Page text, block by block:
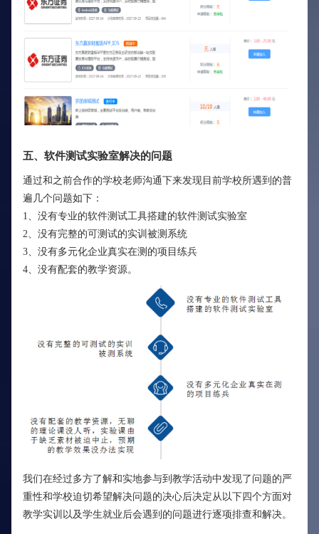
五、软件测试实验室解决的问题
通过和之前合作的学校老师沟通下来发现目前学校所遇到的普
遍几个问题如下：
1、没有专业的软件测试工具搭建的软件测试实验室
2、没有完整的可测试的实训被测系统
3、没有多元化企业真实在测的项目练兵
4、没有配套的教学资源。
我们在经过多方了解和实地参与到教学活动中发现了问题的严
重性和学校迫切希望解决问题的决心后决定从以下四个方面对
教学实训以及学生就业后会遇到的问题进行逐项排查和解决。